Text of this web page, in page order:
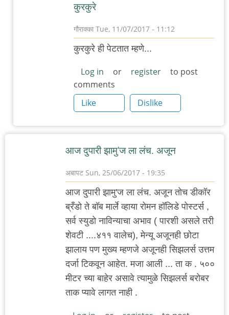
कुर‌कुरे
गौराक्का Tue, 11/07/2017 - 11:12
In
reply
फोटोतले
नाचोज
पेटतात
ना?
चिमणराव
कुर‌कुरे ही पेट‌तात‌ म्ह‌णे...
Log in or register
to post
comments
Like
Dislike
आज दुपारी झामु'ज ला लंच. अजून
अबापट Sun, 25/06/2017 - 19:35
आज दुपारी झामु'ज ला लंच. अजून तोच डीकॉर
ब्रँडो ते बॉब मार्ले व्हाया रोमन हॉलिडे पोस्टर्स ,
सर्व स्युडो नाविन्याचा अभाव ( पारशी असले तरी
शेवटी ....४११ वालेच), मेन्यू अजूनही छोटा
झालाय पण मुख्य म्हणजे अजूनही सिझलर्स उत्तम
दर्जा टिकवून आहेत. मजा आली ... ता क . ५००
मीटर च्या बाहेर असावे त्यामुळे सिझलर्स बरोबर
ताक प्यावे लागत नाही .